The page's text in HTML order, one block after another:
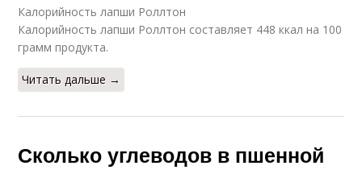
Калорийность лапши Роллтон
Калорийность лапши Роллтон составляет 448 ккал на 100
грамм продукта.
Читать дальше →
Сколько углеводов в пшенной